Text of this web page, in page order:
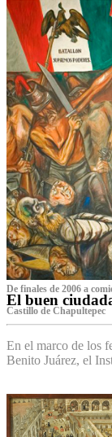
De finales de 2006 a
El buen
Castillo de Chapultepec
En el marco de los
Benito Juárez, el